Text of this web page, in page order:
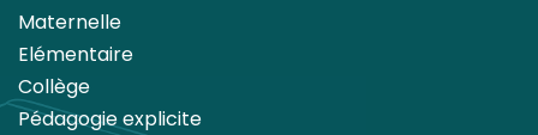
Maternelle
Elémentaire
Collège
Pédagogie explicite